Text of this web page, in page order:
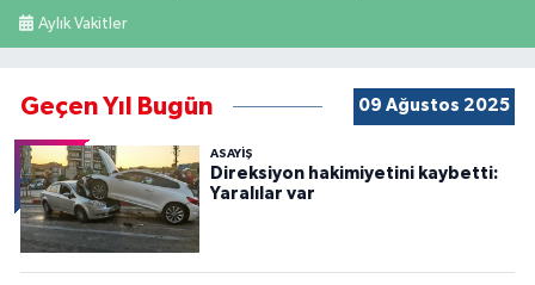
Aylık Vakitler
Geçen Yıl Bugün 09 Ağustos 2025
ASAYİŞ
Direksiyon hakimiyetini kaybetti:
Yaralılar var